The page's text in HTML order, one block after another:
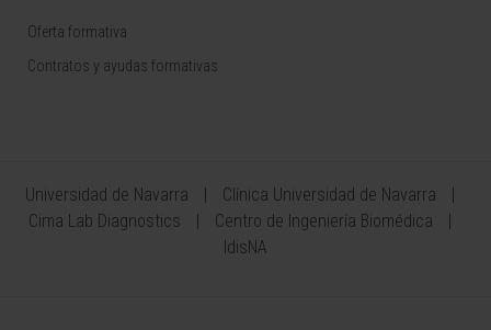
Oferta formativa
Contratos y ayudas formativas
Universidad de Navarra
Clínica Universidad de Navarra
Cima Lab Diagnostics
Centro de Ingeniería Biomédica
IdisNA